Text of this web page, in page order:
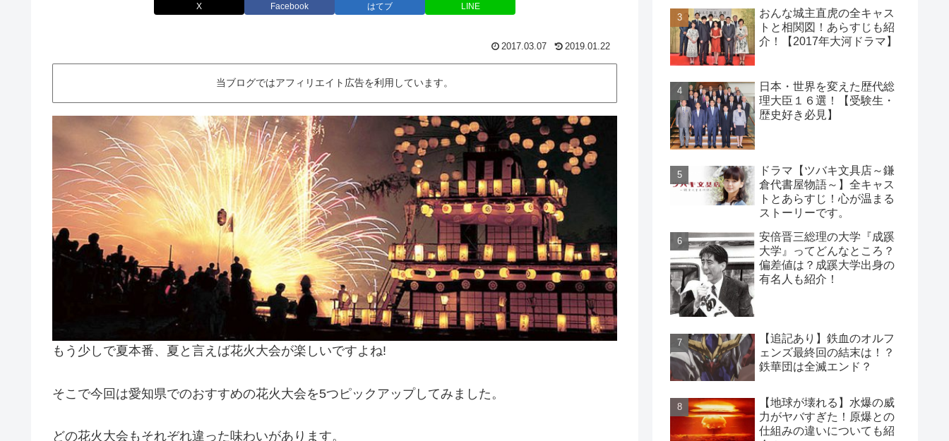
X Facebook はてブ LINE
2017.03.07 2019.01.22
当ブログではアフィリエイト広告を利用しています。
もう少しで夏本番、夏と言えば花火大会が楽しいですよね!
そこで今回は愛知県でのおすすめの花火大会を5つピックアップしてみました。
どの花火大会もそれぞれ違った味わいがあります。
おんな城主直虎の全キャス
トと相関図！あらすじも紹
介！【2017年大河ドラマ】
日本・世界を変えた歴代総
理大臣１６選！【受験生・
歴史好き必見】
ドラマ【ツバキ文具店～鎌
倉代書屋物語～】全キャス
トとあらすじ！心が温まる
ストーリーです。
安倍晋三総理の大学『成蹊
大学』ってどんなところ？
偏差値は？成蹊大学出身の
有名人も紹介！
【追記あり】鉄血のオルフ
ェンズ最終回の結末は！？
鉄華団は全滅エンド？
【地球が壊れる】水爆の威
力がヤバすぎた！原爆との
仕組みの違いについても紹